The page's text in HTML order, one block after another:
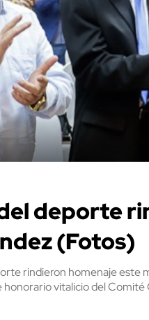
deporte
(Fotos)
rindieron homenaje este
vitalicio del